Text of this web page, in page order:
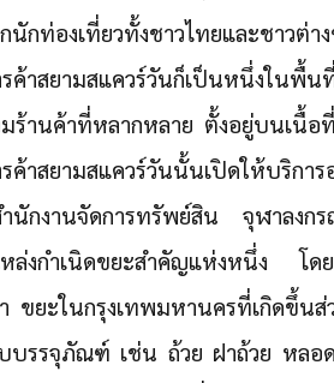
นักท่องเที่ยวทั้งชาวไทยและชาว
าสยามสแควร์วันก็เป็นหนึ่งในพื้
มร้านค้าที่หลากหลาย ตั้งอยู่บนเ
รค้าสยามสแควร์วันนั้นเปิดให้บริก
ำนักงานจัดการทรัพย์สิน จุฬาลง
ล่งกำเนิดขยะสำคัญแห่งหนึ่ง โด
ยะในกรุงเทพมหานครที่เกิดขึ้น
บรรจุภัณฑ์ เช่น ถ้วย ฝาถ้วย หล